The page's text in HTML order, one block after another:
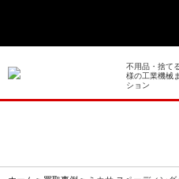
不用品・捨て
様の工業機械
ション
>